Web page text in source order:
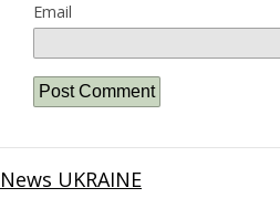
Email
News UKRAINE